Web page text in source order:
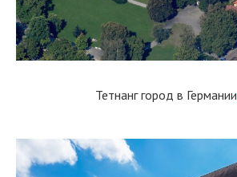
Тетнанг город в Германии